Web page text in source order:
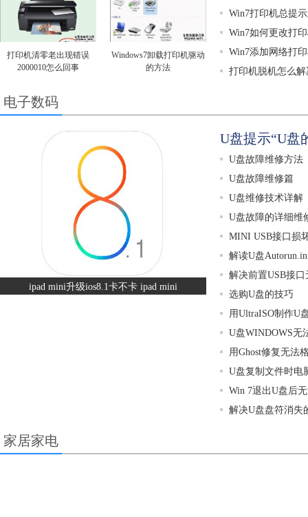
打印机清零老出现错误
2000010怎么回事
Windows7卸载打印机驱动
的方法
Win7打印机总提
Win7如何更改打
Win7添加网络打
打印机脱机怎么解
电子数码
ipad mini升级ios8.1卡不卡 ipad mini
U盘提示“U盘
U盘故障维修方法
U盘故障维修篇
U盘维修技术详解
U盘故障的详细维
MINI USB接口损
解读U盘
解决前置USB接
选购U盘的技巧
用UltraISO制作U
U盘WINDOWS无
用Ghost修复无法
U盘复制文件时电
Win 7退出U盘后
解决U盘盘符消失
家居家电